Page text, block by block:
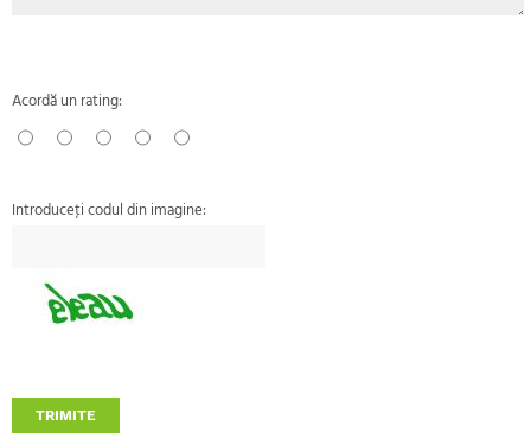
Acordă un rating:
Introduceţi codul din imagine:
TRIMITE